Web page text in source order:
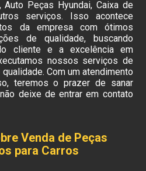
Peças Hyundai, Caixa de
serviços. Isso acontece
da empresa com ótimos
de qualidade, buscando
cliente e a excelência em
nossos serviços de
Com um atendimento
teremos o prazer de sanar
deixe de entrar em contato
Venda de Peças
para Carros